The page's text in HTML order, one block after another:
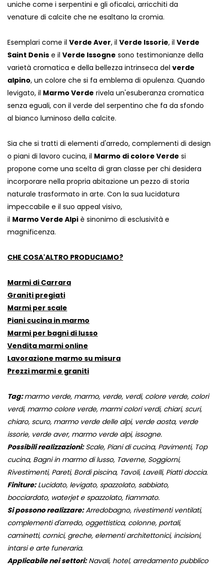
uniche come i serpentini e gli oficalci, arricchiti da
venature di calcite che ne esaltano la cromia.
Esemplari come il Verde Aver, il Verde Issorie, il Verde
Saint Denis e il Verde Issogne sono testimonianze della
varietà cromatica e della bellezza intrinseca del verde
alpino, un colore che si fa emblema di opulenza. Quando
levigato, il Marmo Verde rivela un'esuberanza cromatica
senza eguali, con il verde del serpentino che fa da sfondo
al bianco luminoso della calcite.
Sia che si tratti di elementi d'arredo, complementi di design
o piani di lavoro cucina, il Marmo di colore Verde si
propone come una scelta di gran classe per chi desidera
incorporare nella propria abitazione un pezzo di storia
naturale trasformato in arte. Con la sua lucidatura
impeccabile e il suo appeal visivo,
il Marmo Verde Alpi è sinonimo di esclusività e
magnificenza.
CHE COSA'ALTRO PRODUCIAMO?
Marmi di Carrara
Graniti pregiati
Marmi per scale
Piani cucina in marmo
Marmi per bagni di lusso
Vendita marmi online
Lavorazione marmo su misura
Prezzi marmi e graniti
Tag:marmo verde, marmo, verde, verdi, colore verde, colori
verdi, marmo colore verde, marmi colori verdi, chiari, scuri,
chiaro, scuro, marmo verde delle alpi, verde aosta, verde
issorie, verde aver, marmo verde alpi, issogne.
Possibili realizzazioni:Scale, Piani di cucina, Pavimenti, Top
cucina, Bagni in marmo di lusso, Taverne, Soggiorni,
Rivestimenti, Pareti, Bordi piscina, Tavoli, Lavelli, Piatti doccia.
Finiture:Lucidato, levigato, spazzolato, sabbiato,
bocciardato, waterjet e spazzolato, fiammato.
Si possono realizzare:Arredobagno, rivestimenti ventilati,
complementi d'arredo, oggettistica, colonne, portali,
caminetti, cornici, greche, elementi architettonici, incisioni,
intarsi e arte funeraria.
Applicabile nei settori:Navali, hotel, arredamento pubblico